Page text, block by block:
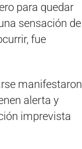
para quedar
sensación de
fue
manifestaron
alerta y
imprevista